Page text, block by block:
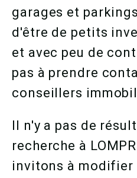
garages et
d'être de petits
et avec peu de
pas à prendre
conseillers
Il n'y a pas de
recherche à
invitons à modifier